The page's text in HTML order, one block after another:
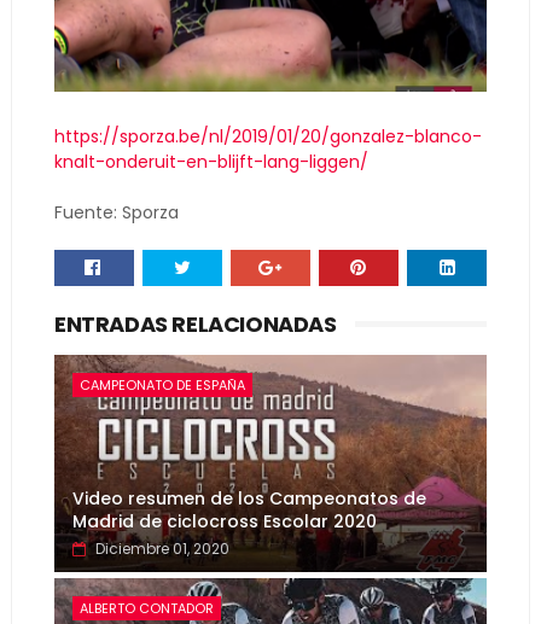
https://sporza.be/nl/2019/01/20/gonzalez-blanco-
knalt-onderuit-en-blijft-lang-liggen/
Fuente: Sporza
ENTRADAS RELACIONADAS
CAMPEONATO DE ESPAÑA
Video resumen de los Campeonatos de
Madrid de ciclocross Escolar 2020
Diciembre 01, 2020
ALBERTO CONTADOR